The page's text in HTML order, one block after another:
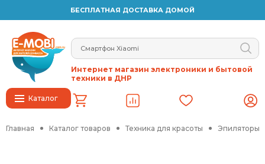
БЕСПЛАТНАЯ ДОСТАВКА ДОМОЙ
Каталог
Интернет магазин электроники и бытовой
техники в ДНР
Главная Каталог товаров Техника для красоты Эпиляторы